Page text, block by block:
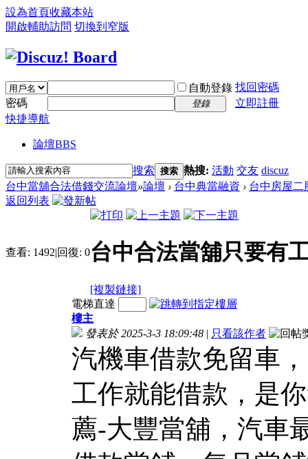
設為首頁收藏本站
開啟輔助訪問 切換到窄版
自動登錄 找回密碼
密碼
登錄
立即註冊
快捷導航
論壇BBS
搜索 搜索 熱搜: 活動 交友 discuz
台中當舖合法借錢交流論壇»論壇 › 台中典當融資 › 台中房屋二
返回列表
查看: 1492|回復: 0台中合法當舖只要有
[複製鏈接]
電梯直達
樓主
發表於 2025-3-3 18:09:48 | 只看該作者
汽機車借款免留車
工作就能借款，是
薦-大豐當舖，汽車